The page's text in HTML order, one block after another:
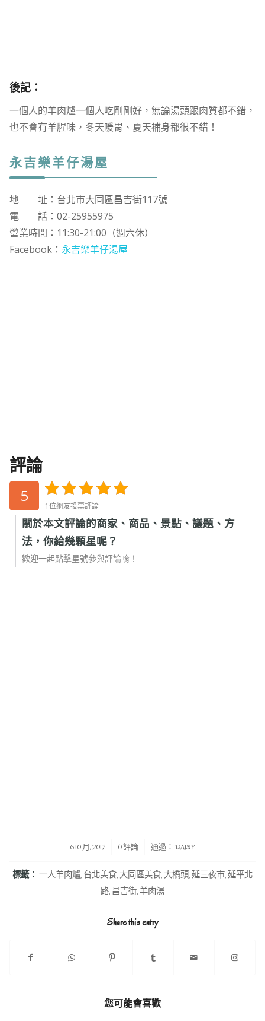
後記：
一個人的羊肉爐一個人吃剛剛好，無論湯頭跟肉質都不錯，
也不會有羊腥味，冬天暖胃、夏天補身都很不錯！
永吉樂羊仔湯屋
地 址：台北市大同區昌吉街117號
電 話：02-25955975
營業時間：11:30-21:00（週六休）
Facebook： 永吉樂羊仔湯屋
評論
5
1位網友投票評論
關於本文評論的商家、商品、景點、議題、方
法，你給幾顆星呢？
歡迎一起點擊星號參與評論唷！
6 10 月, 2017
/ 0 評論 通過： DAISY
標籤： 一人羊肉爐, 台北美食, 大同區美食, 大橋頭,延三夜市,延平北
路, 昌吉街,羊肉湯
Share this entry
您可能會喜歡